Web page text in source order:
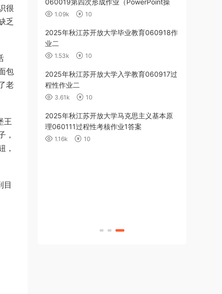
很
乏
包
老
王
，
，
目
育060918作
应用基础
数据处理
作）1.09k 10
2025年秋江苏开放大学毕业教育060918作
业二
1.53k 10
2025年秋江苏开放大学入学教育060917过
程性作业二
3.61k 10
2025年秋江苏开放大学马克思主义基本原
理060111过程性考核作业1答案
1.16k 10